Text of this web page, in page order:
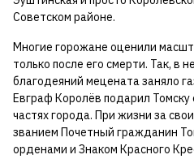
Советском районе.
Многие горожане оценили
только после его смерти. Так, в
благодеяний мецената заняло
Евграф Королёв подарил
частях города. При жизни за
званием Почетный гражданин
орденами и Знаком Красного